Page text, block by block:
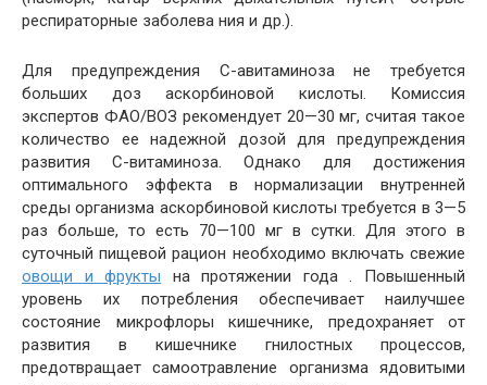
респираторные заболева ния и др.).
Для предупреждения С-авитаминоза не требуется
больших доз аскорбиновой кислоты. Комиссия
экспертов ФАО/ВОЗ рекомендует 20—30 мг, считая такое
количество ее надежной дозой для предупреждения
развития С-витаминоза. Однако для достижения
оптимального эффекта в нормализации внутренней
среды организма аскорбиновой кислоты требуется в 3—5
раз больше, то есть 70—100 мг в сутки. Для этого в
суточный пищевой рацион необходимо включать свежие
овощи и фрукты на протяжении года . Повышенный
уровень их потребления обеспечивает наилучшее
состояние микрофлоры кишечнике, предохраняет от
развития в кишечнике гнилостных процессов,
предотвращает самоотравление организма ядовитыми